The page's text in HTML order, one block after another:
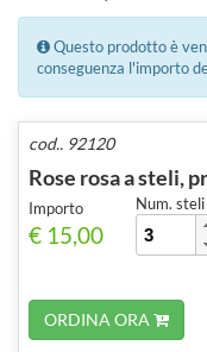
Questo prodotto è
conseguenza l'importo
cod.. 92120
Rose rosa a steli,
Importo
€ 15,00
Num. steli
ORDINA ORA